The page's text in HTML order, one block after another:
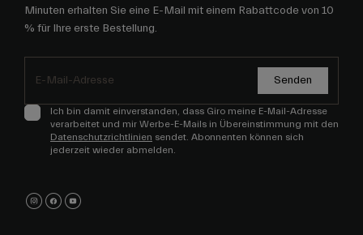
Minuten erhalten Sie eine E-Mail mit einem Rabattcode von 10
% für Ihre erste Bestellung.
Senden
Ich bin damit einverstanden, dass Giro meine E-Mail-Adresse
verarbeitet und mir Werbe-E-Mails in Übereinstimmung mit den
Datenschutzrichtlinien sendet. Abonnenten können sich
jederzeit wieder abmelden.